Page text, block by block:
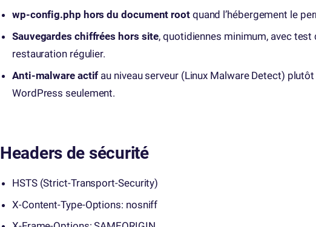
wp-config.php hors du document rootquand l’hébergement le
Sauvegardes chiffrées hors site, quotidiennes minimum, avec test
restauration régulier.
Anti-malware actif au niveau serveur (Linux Malware Detect) plutôt
WordPress seulement.
Headers de sécurité
HSTS (Strict-Transport-Security)
X-Content-Type-Options: nosniff